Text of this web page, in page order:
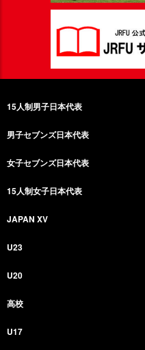
15人制男子日本代表
男子セブンズ日本代表
女子セブンズ日本代表
15人制女子日本代表
JAPAN XV
U23
U20
高校
U17